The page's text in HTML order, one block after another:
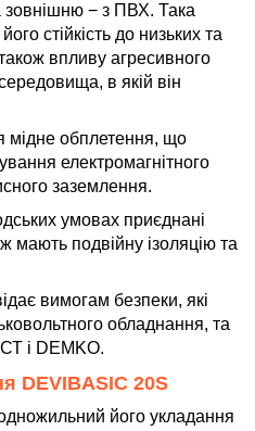
зовнішню − з ПВХ. Така
стійкість до низьких та
впливу агресивного
в якій він
мідне обплетення, що
електромагнітного
заземлення.
умовах приєднані
мають подвійну ізоляцію та
вимогам безпеки, які
обладнання, та
і DEMKO.
DEVIBASIC 20S
його укладання